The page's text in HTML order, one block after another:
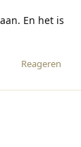
En het is
Reageren